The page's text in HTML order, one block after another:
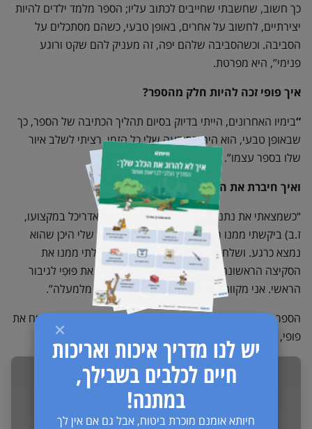
יש לנו מדריך איכות ואריכות
חיים לכלבים בשבילך,
במתנה!
חיותא אומנם מוכרת ביטוח, אבל גם אם אין לך
כך חשוב, שחשבתי שחייבים לכתוב עליו; הספר מלמד ילדים להיות
יצירתיים, לחשוב על אחרים, באופן טבעי, כשהם מסתכלים על
הסביבה. וכשהסביבה שלהם יפה, זה מעניק להם שקט ורוגע
פנימי”, היא מפרטת.
איך פופי זכה להיות חלק מהספר?
“בימיו האחרונים, הייתי בדיוק בסיום תהליך הכתיבה של הספר, כך
שבאופן טבעי, הוא היה בתודעה שלי כל הזמן. רציתי לשלב איור
שלו בספר עצמו”.
ואיך חיברת את המילים לאיורים מדויקים?
“כשמצאתי את נתנאל כהן, המאייר של הספר (ואדריכל במקצועו,
ז.ב) ביקשתי ממנו רק דבר אחד: צייר לי את פּוּפִי שלי היכן שהוא
נמצא כרגע. ושלחתי לו כמה תמונות. כאשר קיבלתי ממנו את
הסקיצה הראשונה, בכיתי מהתרגשות. הוא הפך את פּוּפִי לגיבור
הראשי. אני מקווה שהוא שמח על כך ושומר עלי מלמעלה”.
הספר שהוציאה זיוה, “החדר שלי” עדיין נמכר, ומאפשר להנציח את
פופי, בעותקים הרבים שמכרה (ועדיין נמכרים).